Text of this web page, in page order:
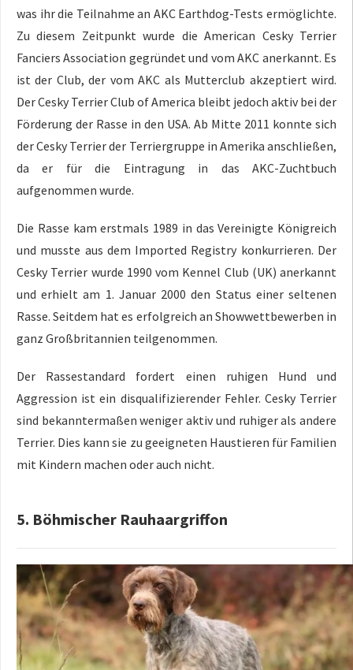
was ihr die Teilnahme an AKC Earthdog-Tests ermöglichte.
Zu diesem Zeitpunkt wurde die American Cesky Terrier
Fanciers Association gegründet und vom AKC anerkannt. Es
ist der Club, der vom AKC als Mutterclub akzeptiert wird.
Der Cesky Terrier Club of America bleibt jedoch aktiv bei der
Förderung der Rasse in den USA. Ab Mitte 2011 konnte sich
der Cesky Terrier der Terriergruppe in Amerika anschließen,
da er für die Eintragung in das AKC-Zuchtbuch
aufgenommen wurde.
Die Rasse kam erstmals 1989 in das Vereinigte Königreich
und musste aus dem Imported Registry konkurrieren. Der
Cesky Terrier wurde 1990 vom Kennel Club (UK) anerkannt
und erhielt am 1. Januar 2000 den Status einer seltenen
Rasse. Seitdem hat es erfolgreich an Showwettbewerben in
ganz Großbritannien teilgenommen.
Der Rassestandard fordert einen ruhigen Hund und
Aggression ist ein disqualifizierender Fehler. Cesky Terrier
sind bekanntermaßen weniger aktiv und ruhiger als andere
Terrier. Dies kann sie zu geeigneten Haustieren für Familien
mit Kindern machen oder auch nicht.
5. Böhmischer Rauhaargriffon